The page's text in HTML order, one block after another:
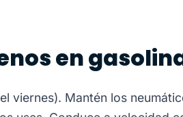
en
viernes). Mantén los